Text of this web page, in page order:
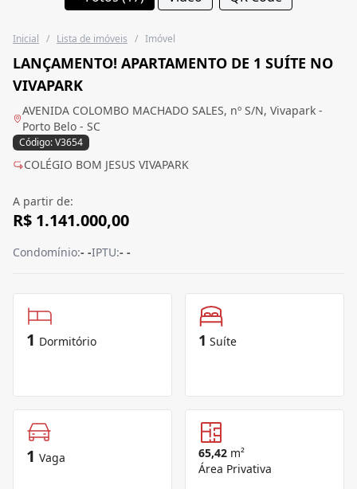
Inicial / Lista de imóveis / Imóvel
LANÇAMENTO! APARTAMENTO DE 1 SUÍTE NO
VIVAPARK
AVENIDA COLOMBO MACHADO SALES, nº S/N, Vivapark -
Porto Belo - SC
Código: V3654
COLÉGIO BOM JESUS VIVAPARK
A partir de:
R$ 1.141.000,00
Condomínio:- -IPTU:- -
1 Dormitório 1 Suíte
1 Vaga 65,42 m²
Área Privativa